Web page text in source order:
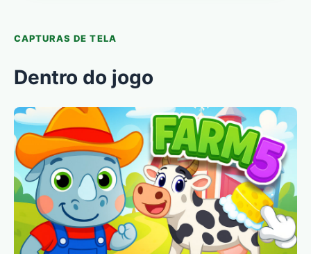
CAPTURAS DE TELA
Dentro do jogo